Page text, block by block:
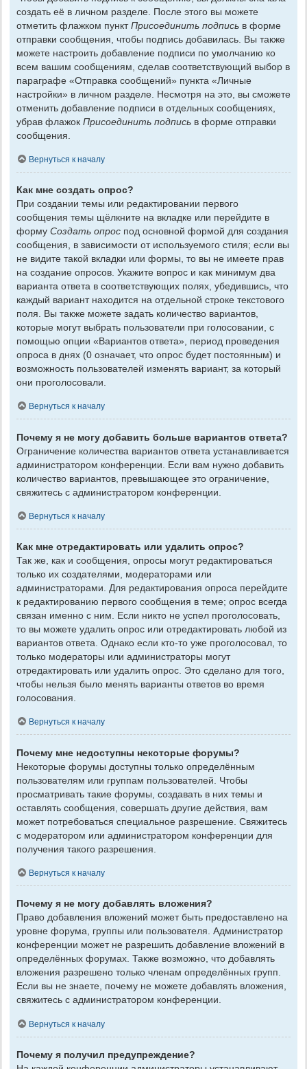
создать её в личном разделе. После этого вы можете
отметить флажком пунктПрисоединить подпись в форме
отправки сообщения, чтобы подпись добавилась. Вы также
можете настроить добавление подписи по умолчанию ко
всем вашим сообщениям, сделав соответствующий выбор в
параграфе «Отправка сообщений» пункта «Личные
настройки» в личном разделе. Несмотря на это, вы сможете
отменить добавление подписи в отдельных сообщениях,
убрав флажок Присоединить подпись в форме отправки
сообщения.
Вернуться к началу
Как мне создать опрос?
При создании темы или редактировании первого
сообщения темы щёлкните на вкладке или перейдите в
форму Создать опрос под основной формой для создания
сообщения, в зависимости от используемого стиля; если вы
не видите такой вкладки или формы, то вы не имеете прав
на создание опросов. Укажите вопрос и как минимум два
варианта ответа в соответствующих полях, убедившись, что
каждый вариант находится на отдельной строке текстового
поля. Вы также можете задать количество вариантов,
которые могут выбрать пользователи при голосовании, с
помощью опции «Вариантов ответа», период проведения
опроса в днях (0 означает, что опрос будет постоянным) и
возможность пользователей изменять вариант, за который
они проголосовали.
Вернуться к началу
Почему я не могу добавить больше вариантов ответа?
Ограничение количества вариантов ответа устанавливается
администратором конференции. Если вам нужно добавить
количество вариантов, превышающее это ограничение,
свяжитесь с администратором конференции.
Вернуться к началу
Как мне отредактировать или удалить опрос?
Так же, как и сообщения, опросы могут редактироваться
только их создателями, модераторами или
администраторами. Для редактирования опроса перейдите
к редактированию первого сообщения в теме; опрос всегда
связан именно с ним. Если никто не успел проголосовать,
то вы можете удалить опрос или отредактировать любой из
вариантов ответа. Однако если кто-то уже проголосовал, то
только модераторы или администраторы могут
отредактировать или удалить опрос. Это сделано для того,
чтобы нельзя было менять варианты ответов во время
голосования.
Вернуться к началу
Почему мне недоступны некоторые форумы?
Некоторые форумы доступны только определённым
пользователям или группам пользователей. Чтобы
просматривать такие форумы, создавать в них темы и
оставлять сообщения, совершать другие действия, вам
может потребоваться специальное разрешение. Свяжитесь
с модератором или администратором конференции для
получения такого разрешения.
Вернуться к началу
Почему я не могу добавлять вложения?
Право добавления вложений может быть предоставлено на
уровне форума, группы или пользователя. Администратор
конференции может не разрешить добавление вложений в
определённых форумах. Также возможно, что добавлять
вложения разрешено только членам определённых групп.
Если вы не знаете, почему не можете добавлять вложения,
свяжитесь с администратором конференции.
Вернуться к началу
Почему я получил предупреждение?